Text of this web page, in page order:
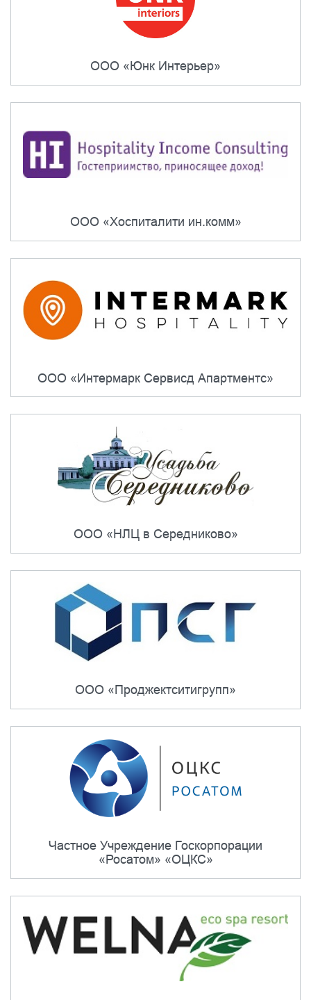
ООО «Юнк Интерьер»
ООО «Хоспиталити ин.комм»
ООО «Интермарк Сервисд Апартментс»
ООО «НЛЦ в Середниково»
ООО «Проджектситигрупп»
Частное Учреждение Госкорпорации
«Росатом» «ОЦКС»